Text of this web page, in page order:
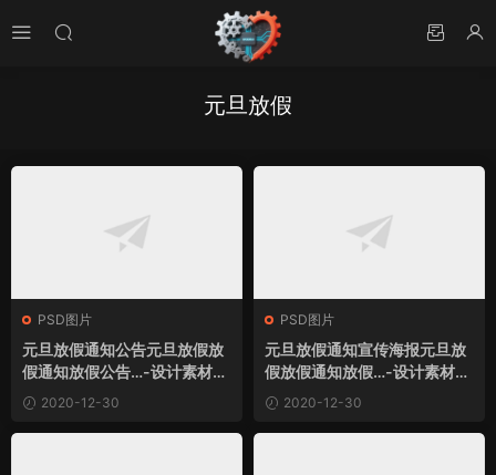
元旦放假
PSD图片
元旦放假通知公告元旦放假放
假通知放假公告…-设计素材图
片下载
2020-12-30
PSD图片
元旦放假通知宣传海报元旦放
假放假通知放假…-设计素材图
片下载
2020-12-30